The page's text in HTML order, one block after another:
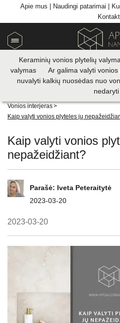
Apie mus Naudingi patarimai
Visi patarimai>
Vonios interjeras>
Kaip valyti vonios plyteles jų
Keraminių vonios plytelių
valymas
Ar galima valyti
nuvalyti kalkių nuosėdas nuo
nedaryti
Kaip valyti vonios
nepažeidžiant?
Parašė: Iveta Peteraitytė
2023-03-20
2023-03-20